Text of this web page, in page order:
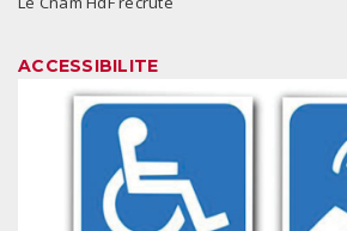
ACCESSIBILITE